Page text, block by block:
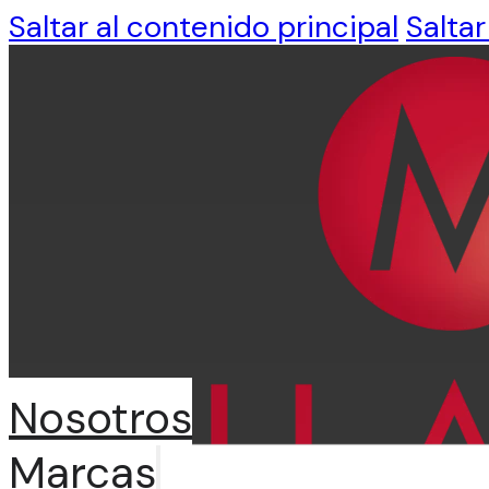
Saltar al contenido principal
Nosotros
Marcas